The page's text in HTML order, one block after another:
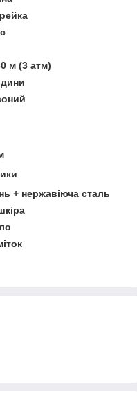
м (3 атм)
+ нержавіюча сталь